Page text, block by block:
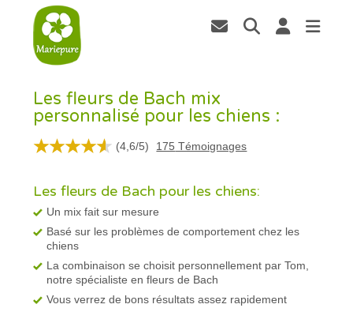
Les fleurs de Bach mix
personnalisé pour les chiens :
(4,6/5) 175 Témoignages
Les fleurs de Bach pour les chiens:
Un mix fait sur mesure
Basé sur les problèmes de comportement chez les
chiens
La combinaison se choisit personnellement par Tom,
notre spécialiste en fleurs de Bach
Vous verrez de bons résultats assez rapidement